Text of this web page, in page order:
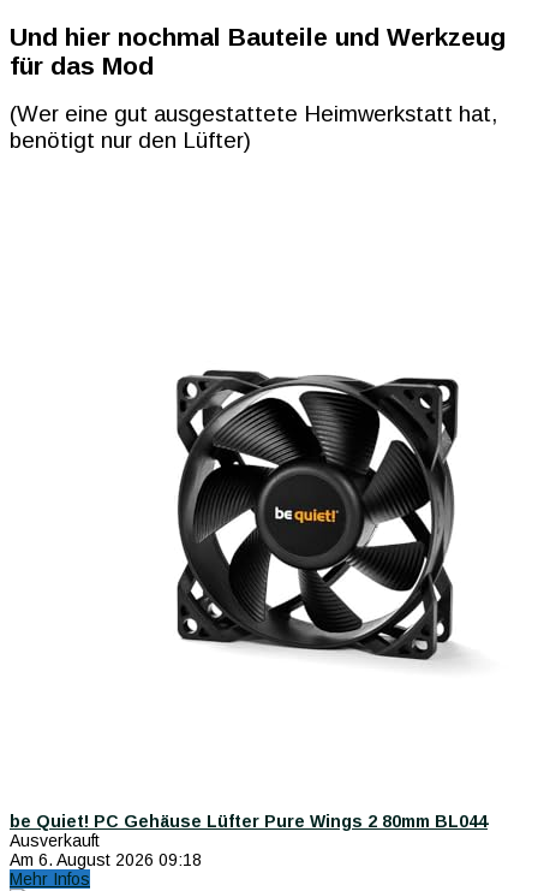
Und hier nochmal Bauteile und Werkzeug
für das Mod
(Wer eine gut ausgestattete Heimwerkstatt hat,
benötigt nur den Lüfter)
be Quiet! PC Gehäuse Lüfter Pure Wings 2 80mm BL044
Ausverkauft
Am 6. August 2026 09:18
Mehr Infos